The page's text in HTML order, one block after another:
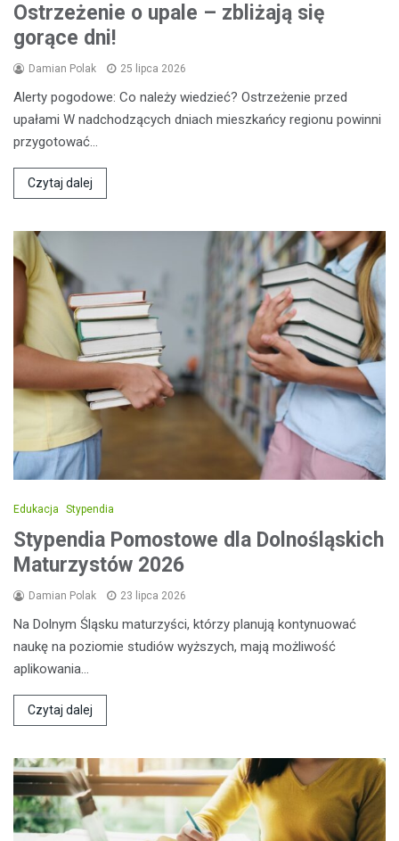
Ostrzeżenie o upale – zbliżają się
gorące dni!
Damian Polak 25 lipca 2026
Alerty pogodowe: Co należy wiedzieć? Ostrzeżenie przed
upałami W nadchodzących dniach mieszkańcy regionu powinni
przygotować…
Czytaj dalej
Edukacja Stypendia
Stypendia Pomostowe dla Dolnośląskich
Maturzystów 2026
Damian Polak 23 lipca 2026
Na Dolnym Śląsku maturzyści, którzy planują kontynuować
naukę na poziomie studiów wyższych, mają możliwość
aplikowania…
Czytaj dalej